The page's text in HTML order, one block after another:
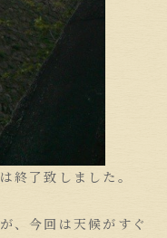
終了致しました。
、今回は天候がすぐ